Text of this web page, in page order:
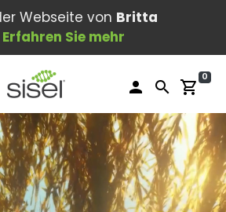
Webseite von Britta
Erfahren Sie mehr
person search shopping_cart
0